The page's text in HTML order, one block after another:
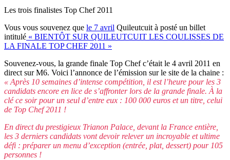
Les trois finalistes Top Chef 2011
Vous vous souvenez que le 7 avril Quileutcuit à posté un billet
intitulé « BIENTÔT SUR QUILEUTCUIT LES COULISSES DE
LA FINALE TOP CHEF 2011 »
Souvenez-vous, la grande finale Top Chef c’était le 4 avril 2011 en
direct sur M6. Voici l’annonce de l’émission sur le site de la chaine :
« Après 10 semaines d’intense compétition, il est l’heure pour les 3
candidats encore en lice de s’affronter lors de la grande finale. À la
clé ce soir pour un seul d’entre eux : 100 000 euros et un titre, celui
de Top Chef 2011 !
En direct du prestigieux Trianon Palace, devant la France entière,
les 3 derniers candidats vont devoir relever un incroyable et ultime
défi : préparer un menu d’exception (entrée, plat, dessert) pour 105
personnes !